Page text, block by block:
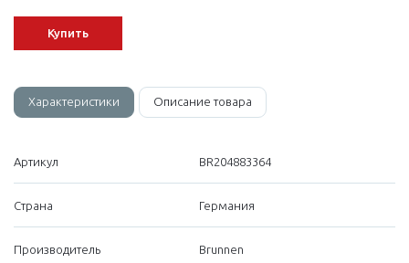
Купить
Характеристики Описание товара
Артикул BR204883364
Страна Германия
Производитель Brunnen